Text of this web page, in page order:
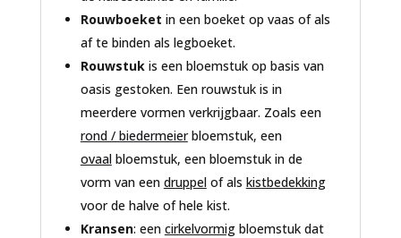
Rouwboeket in een boeket op vaas of als
af te binden als legboeket.
Rouwstukis een bloemstuk op basis van
oasis gestoken. Een rouwstuk is in
meerdere vormen verkrijgbaar. Zoals een
rond / biedermeierbloemstuk, een
ovaalbloemstuk, een bloemstuk in de
vorm van een druppelof als kistbedekking
voor de halve of hele kist.
Kransen: een cirkelvormigbloemstuk dat